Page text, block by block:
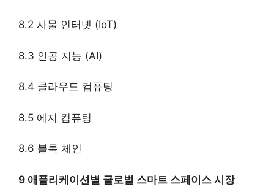
8.2 사물 인터넷 (IoT)
8.3 인공 지능 (AI)
8.4 클라우드 컴퓨팅
8.5 에지 컴퓨팅
8.6 블록 체인
9 애플리케이션별 글로벌 스마트 스페이스 시장